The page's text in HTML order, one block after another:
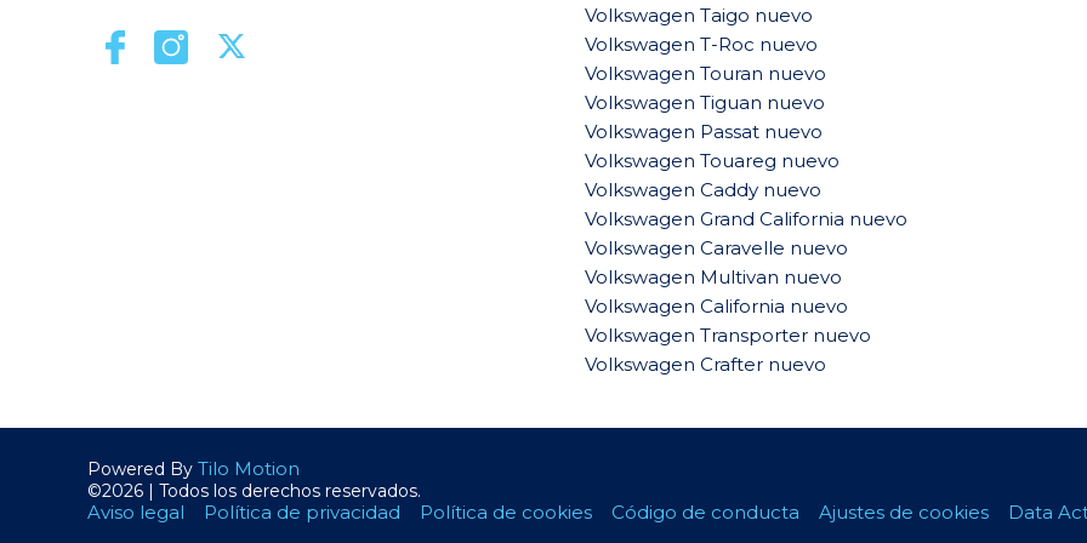
Volkswagen Taigo nuevo
Volkswagen T-Roc nuevo
Volkswagen Touran nuevo
Volkswagen Tiguan nuevo
Volkswagen Passat nuevo
Volkswagen Touareg nuevo
Volkswagen Caddy nuevo
Volkswagen Grand California nuevo
Volkswagen Caravelle nuevo
Volkswagen Multivan nuevo
Volkswagen California nuevo
Volkswagen Transporter nuevo
Volkswagen Crafter nuevo
Powered By Tilo Motion
©2026 | Todos los derechos reservados.
Aviso legal Política de privacidad Política de cookies Código de conducta Ajustes de cookies Data